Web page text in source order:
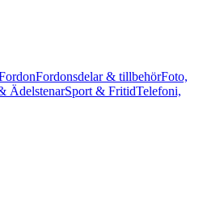
Fordonsdelar & tillbehörFoto,
ÄdelstenarSport & FritidTelefoni,